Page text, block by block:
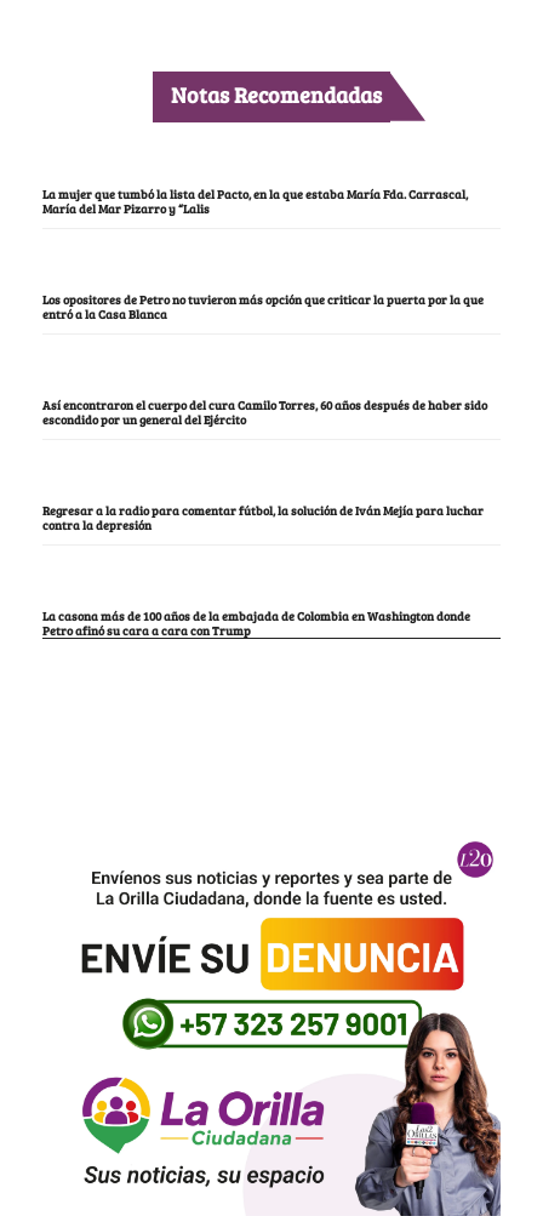
Notas Recomendadas
La mujer que tumbó la lista del Pacto, en la que estaba María Fda. Carrascal,
María del Mar Pizarro y “Lalis
Los opositores de Petro no tuvieron más opción que criticar la puerta por la que
entró a la Casa Blanca
Así encontraron el cuerpo del cura Camilo Torres, 60 años después de haber sido
escondido por un general del Ejército
Regresar a la radio para comentar fútbol, la solución de Iván Mejía para luchar
contra la depresión
La casona más de 100 años de la embajada de Colombia en Washington donde
Petro afinó su cara a cara con Trump